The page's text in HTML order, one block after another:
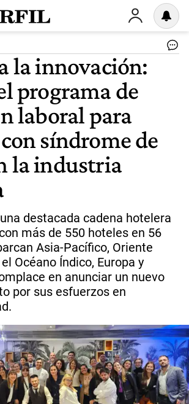
la innovación:
programa de
laboral para
síndrome de
la industria
destacada cadena hotelera
más de 550 hoteles en 56
Asia-Pacífico, Oriente
Océano Índico, Europa y
en anunciar un nuevo
por sus esfuerzos en